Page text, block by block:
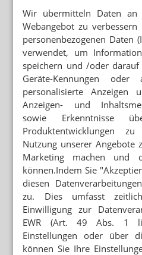
Wir übermitteln Daten
Webangebot zu
personenbezogenen Daten
verwendet, um
speichern und /oder darauf
Geräte-Kennungen oder
personalisierte Anzeigen
Anzeigen- und
sowie Erkenntnisse
Produktentwicklungen
Nutzung unserer Angebote
Marketing machen und
können.Indem Sie
diesen
zu. Dies umfasst
Einwilligung zur
EWR (Art. 49 Abs. 1
Einstellungen oder über
können Sie Ihre
„DAFÜR BRAUCHEN WIR
Inhaberin: „Bei Angst hilft
ABNEHMSPRITZEN
Irreführende Werbung:
Mehr aus Ressort
ADHOC24 VOM 19.12.25
Reform passiert Kabinett /
Rezeptfälschungen / 20.000
gestartet
ADHOC24 VOM 18.12.2025
Frauwallner: Keine
Rezepte gefälscht / Appell
ADHOC24 VOM 17.12.2025
ApoVWG passiert Kabinett /
prüft OTC-Versandverbot /